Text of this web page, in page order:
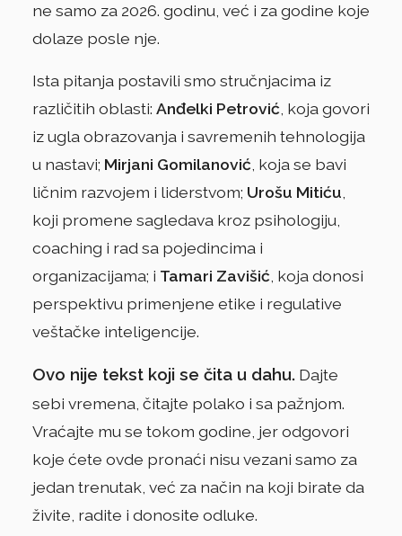
ne samo za 2026. godinu, već i za godine koje
dolaze posle nje.
Ista pitanja postavili smo stručnjacima iz
različitih oblasti: Anđelki Petrović , koja govori
iz ugla obrazovanja i savremenih tehnologija
u nastavi; Mirjani Gomilanović , koja se bavi
ličnim razvojem i liderstvom; Urošu Mitiću
koji promene sagledava kroz psihologiju,
coaching i rad sa pojedincima i
organizacijama; i Tamari Zavišić , koja donosi
perspektivu primenjene etike i regulative
veštačke inteligencije.
Ovo nije tekst koji se čita u dahu. Dajte
sebi vremena, čitajte polako i sa pažnjom.
Vraćajte mu se tokom godine, jer odgovori
koje ćete ovde pronaći nisu vezani samo za
jedan trenutak, već za način na koji birate da
živite, radite i donosite odluke.